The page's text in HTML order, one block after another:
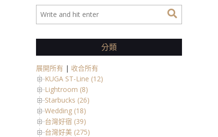
分類
展開所有 | 收合所有
KUGA ST-Line (12)
Lightroom (8)
Starbucks (26)
Wedding (18)
台灣好宿 (39)
台灣好美 (275)